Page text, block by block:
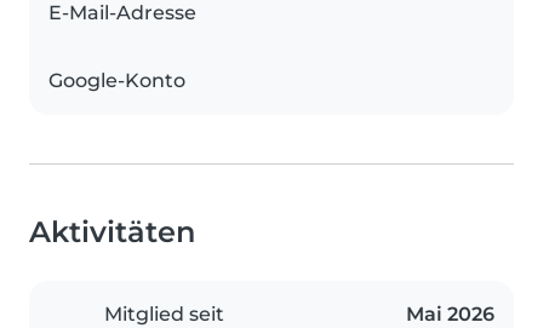
E-Mail-Adresse
Google-Konto
Aktivitäten
Mitglied seit Mai 2026